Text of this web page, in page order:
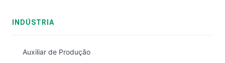
INDÚSTRIA
Auxiliar de Produção